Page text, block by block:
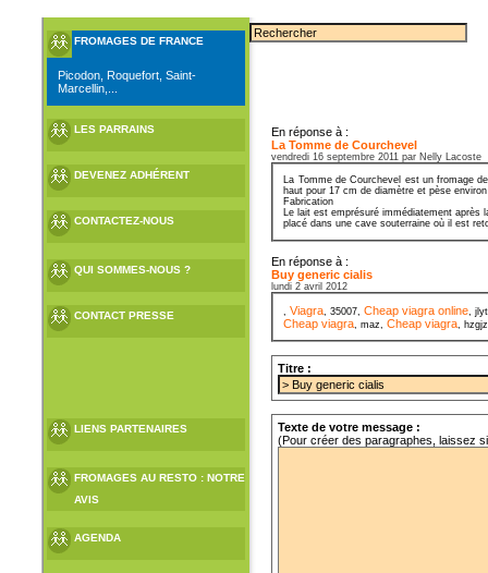
FROMAGES DE FRANCE
Picodon, Roquefort, Saint-
Marcellin,...
LES PARRAINS
DEVENEZ ADHÉRENT
CONTACTEZ-NOUS
QUI SOMMES-NOUS ?
CONTACT PRESSE
LIENS PARTENAIRES
FROMAGES AU RESTO : NOTRE
AVIS
AGENDA
En réponse à :
La Tomme de Courchevel
vendredi 16 septembre 2011 par Nelly Lacoste
La Tomme de Courchevel est un fromage
haut pour 17 cm de diamètre et pèse
Fabrication
Le lait est emprésuré immédiatement
placé dans une cave souterraine où il est
En réponse à :
Buy generic cialis
lundi 2 avril 2012
,Viagra, 35007,Cheap viagra online,
Cheap viagra, maz,Cheap viagra,
Titre :
Texte de votre message :
(Pour créer des paragraphes, laissez